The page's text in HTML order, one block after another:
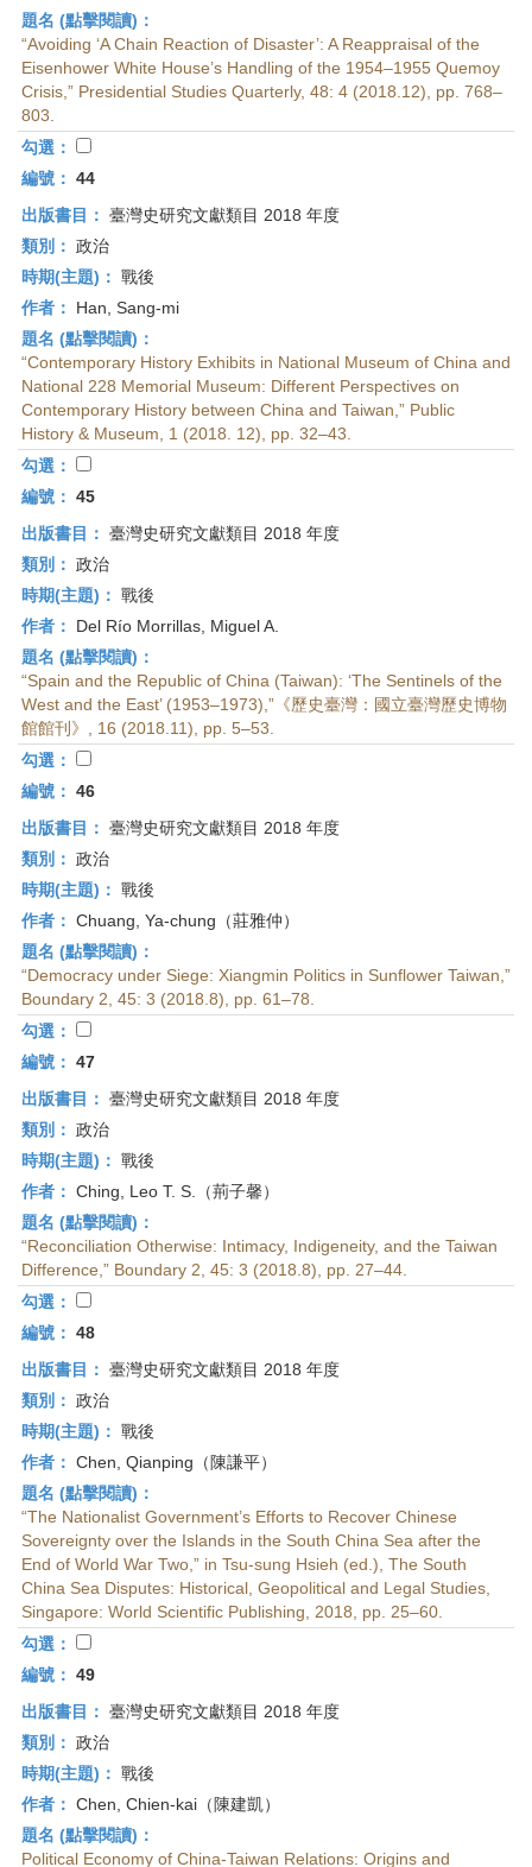
題名 (點擊閱讀)：
“Avoiding ‘A Chain Reaction of Disaster’: A Reappraisal of the
Eisenhower White House’s Handling of the 1954–1955 Quemoy
Crisis,” Presidential Studies Quarterly, 48: 4 (2018.12), pp. 768–
803.
勾選：
編號： 44
出版書目： 臺灣史研究文獻類目 2018 年度
類別： 政治
時期(主題)： 戰後
作者：
Han, Sang-mi
題名 (點擊閱讀)：
“Contemporary History Exhibits in National Museum of China and
National 228 Memorial Museum: Different Perspectives on
Contemporary History between China and Taiwan,” Public
History & Museum, 1 (2018. 12), pp. 32–43.
勾選：
編號： 45
出版書目： 臺灣史研究文獻類目 2018 年度
類別： 政治
時期(主題)： 戰後
作者：
Del Río Morrillas, Miguel A.
題名 (點擊閱讀)：
“Spain and the Republic of China (Taiwan): ‘The Sentinels of the
West and the East’ (1953–1973),”《歷史臺灣：國立臺灣歷史博物
館館刊》, 16 (2018.11), pp. 5–53.
勾選：
編號： 46
出版書目： 臺灣史研究文獻類目 2018 年度
類別： 政治
時期(主題)： 戰後
作者： Chuang, Ya-chung（莊雅仲）
題名 (點擊閱讀)：
“Democracy under Siege: Xiangmin Politics in Sunflower Taiwan,”
Boundary 2, 45: 3 (2018.8), pp. 61–78.
勾選：
編號： 47
出版書目： 臺灣史研究文獻類目 2018 年度
類別： 政治
時期(主題)： 戰後
作者： Ching, Leo T. S.（荊子馨）
題名 (點擊閱讀)：
“Reconciliation Otherwise: Intimacy, Indigeneity, and the Taiwan
Difference,” Boundary 2, 45: 3 (2018.8), pp. 27–44.
勾選：
編號： 48
出版書目： 臺灣史研究文獻類目 2018 年度
類別： 政治
時期(主題)： 戰後
作者： Chen, Qianping（陳謙平）
題名 (點擊閱讀)：
“The Nationalist Government’s Efforts to Recover Chinese
Sovereignty over the Islands in the South China Sea after the
End of World War Two,” in Tsu-sung Hsieh (ed.), The South
China Sea Disputes: Historical, Geopolitical and Legal Studies,
Singapore: World Scientific Publishing, 2018, pp. 25–60.
勾選：
編號： 49
出版書目： 臺灣史研究文獻類目 2018 年度
類別： 政治
時期(主題)： 戰後
作者： Chen, Chien-kai（陳建凱）
題名 (點擊閱讀)：
Political Economy of China-Taiwan Relations: Origins and